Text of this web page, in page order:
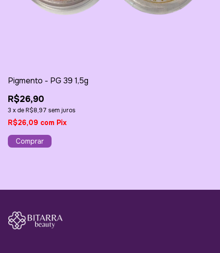
Pigmento - PG 39 1,5g
R$26,90
3 x deR$8,97 sem juros
R$26,09 com Pix